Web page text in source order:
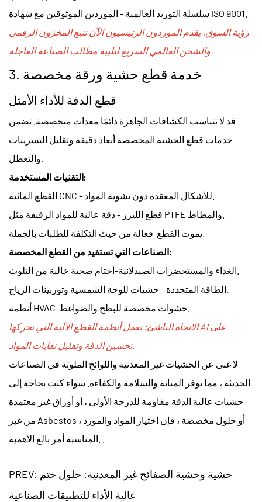
سلسلة التوريد العالمية - الموردين الموثوقين مع شهادة ISO 9001.
رؤية السوق: يقدم الموردون الرئيسيون الآن تتبع المخزون الرقمي
والشحن العالمي السريع لتلبية مطالب الصناعة العاجلة.
3. خدمة قطع حشية ورقة مخصصة
قطع الدقة للأداء الأمثل
قد لا تتناسب الكشافات الجاهزة دائمًا معدات متخصصة. تضمن
خدمات قطع الحشية المخصصة أبعاد دقيقة وتقليل التسريبات
التقنيات المستخدمة:
الصناعات التي تستفيد من القطع المخصصة:
الاتجاه الناشئ: تعمل أنظمة القطع الآلية التي تحركها AI على
تحسين الدقة وتقليل نفايات المواد.
لا غنى عن الحشيات غير المعدنية واللوائح الملوثة في الصناعات
الحديثة ، مما يوفر المتانة والسلامة والكفاءة. سواء كنت بحاجة إلى
حشيات عالية الدقة مقاومة للدرجة الأولى ، أو أوراق غير معتمدة
من غير Asbestos ، أو حلول مخصصة ، فإن اختيار المواد والمورد
PREV: حشية وحشية الصفائح غير المعدنية: حلول ختم
عالية الأداء للتطبيقات الصناعية